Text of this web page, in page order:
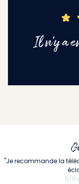
Il n'y a
"Je recommande la
5/5